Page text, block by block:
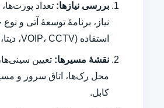
بررسی نیازها: تعداد
نیاز، برنامهٔ توسعهٔ آتی و
استفاده (VOIP، CCTV، دیتا، IOT).
نقشهٔ مسیرها: تعیین
محل رک‌ها، اتاق سرور و
کابل.